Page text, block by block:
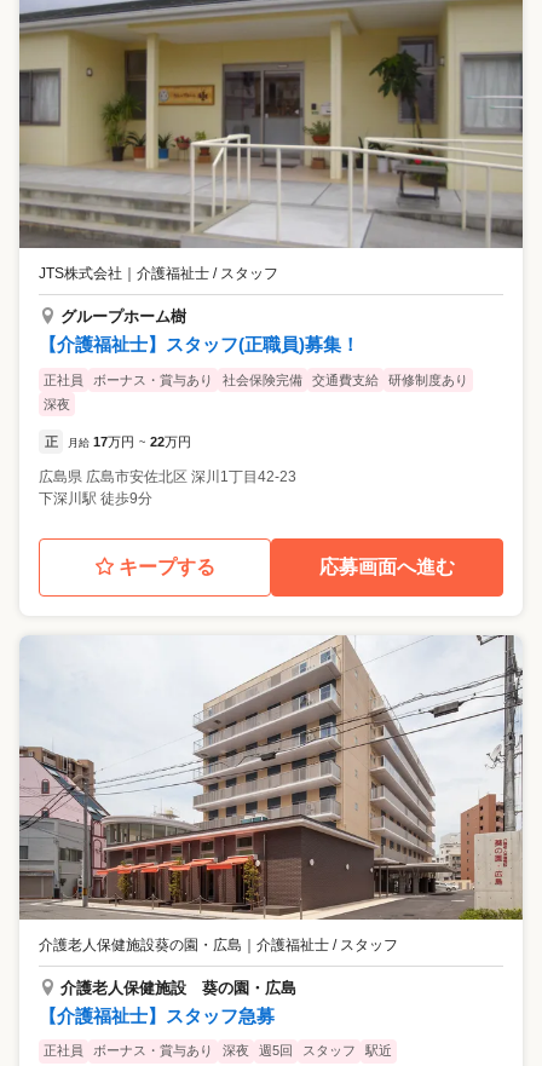
JTS株式会社 介護福祉士 / スタッフ
グループホーム樹
【介護福祉士】スタッフ(正職員)募集！
正社員 ボーナス・賞与あり 社会保険完備 交通費支給
研修制度あり
深夜
正 月給 17万円 ~ 22万円
広島県 広島市安佐北区 深川1丁目42-23
下深川駅 徒歩9分
キープする 応募画面へ進む
介護老人保健施設葵の園・広島 ｜ 介護福祉士 / スタッフ
介護老人保健施設 葵の園・広島
【介護福祉士】スタッフ急募
正社員 ボーナス・賞与あり 深夜 週5回 スタッフ 駅近